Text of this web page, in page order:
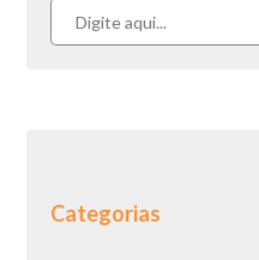
Categorias